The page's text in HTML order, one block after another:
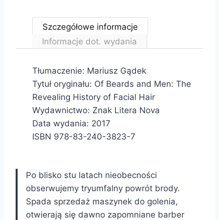
Szczegółowe informacje
Informacje dot. wydania
Tłumaczenie: Mariusz Gądek
Tytuł oryginału: Of Beards and Men: The
Revealing History of Facial Hair
Wydawnictwo: Znak Litera Nova
Data wydania: 2017
ISBN 978-83-240-3823-7
Po blisko stu latach nieobecności
obserwujemy tryumfalny powrót brody.
Spada sprzedaż maszynek do golenia,
otwierają się dawno zapomniane barber